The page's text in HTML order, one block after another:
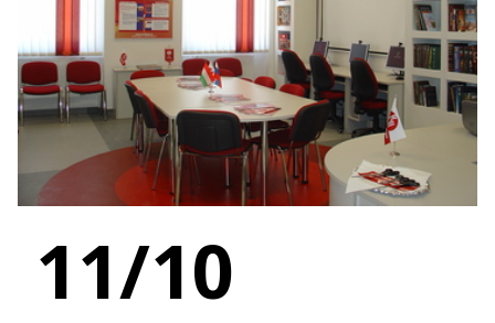
11/10